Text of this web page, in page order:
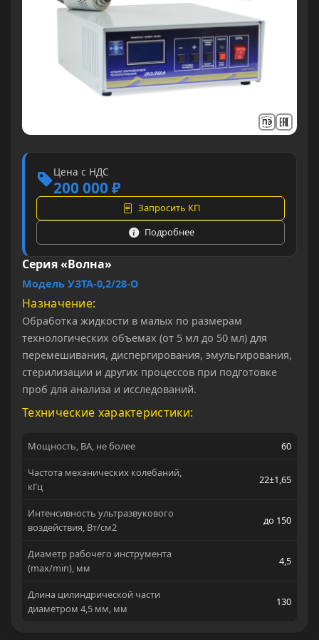
Цена с НДС
200 000 ₽
Запросить КП
Подробнее
Серия «Волна»
Модель УЗТА-0,2/28-О
Назначение
Обработка жидкости в малых по размерам
технологических объемах (от 5 мл до 50 мл) для
перемешивания, диспергирования, эмульгирования,
стерилизации и других процессов при подготовке
проб для анализа и исследований.
Технические характеристики:
Мощность, ВА, не более 60
Частота механических колебаний,
кГц
22±1,65
Интенсивность ультразвукового
воздействия, Вт/см2
до 150
Диаметр рабочего инструмента
(max/min), мм
4,5
Длина цилиндрической части
диаметром 4,5 мм, мм
130